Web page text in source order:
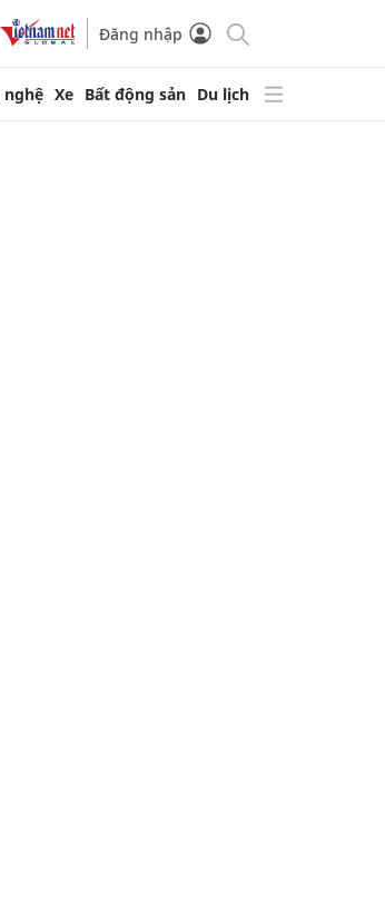
Đăng nhập
nghệ Xe Bất động sản Du lịch